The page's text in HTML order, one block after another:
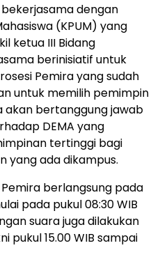
bekerjasama dengan
(KPUM) yang
ketua III Bidang
berinisiatif untuk
Pemira yang sudah
untuk memilih pemimpin
akan bertanggung jawab
DEMA yang
tertinggi bagi
yang ada dikampus.
berlangsung pada
pada pukul 08:30 WIB
suara juga dilakukan
pukul 15.00 WIB sampai